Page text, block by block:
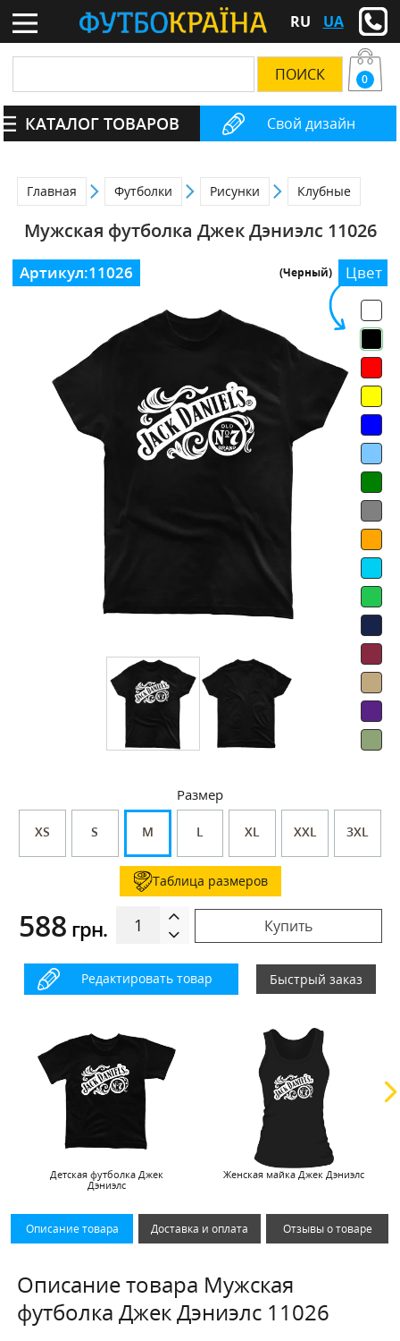
RU UA
Свой дизайн
0
КАТАЛОГ ТОВАРОВ
Главная Футболки Рисунки Клубные
Мужская футболка Джек Дэниэлс 11026
Цвет
(Черный)
Размер
XS S M L XL XXL 3XL
Таблица размеров
588 грн. Купить
Редактировать товар Быстрый заказ
Артикул:11026
Детская футболка Джек
Дэниэлс
Женская майка Джек Дэниэлс
Описание товара Доставка и оплата Отзывы о товаре
Описание товара Мужская
футболка Джек Дэниэлс 11026